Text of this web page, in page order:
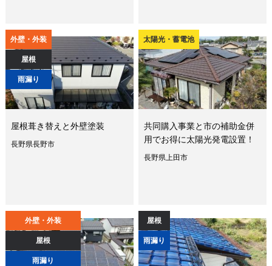
外壁・外装
屋根
雨漏り
屋根葺き替えと外壁塗装
長野県長野市
太陽光・蓄電池
共同購入事業と市の補助金併
用でお得に太陽光発電設置！
長野県上田市
外壁・外装
屋根
雨漏り
屋根
雨漏り